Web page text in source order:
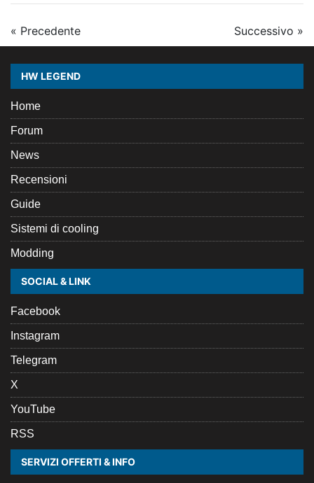
« Precedente Successivo »
HW LEGEND
Home
Forum
News
Recensioni
Guide
Sistemi di cooling
Modding
SOCIAL & LINK
Facebook
Instagram
Telegram
X
YouTube
RSS
SERVIZI OFFERTI & INFO